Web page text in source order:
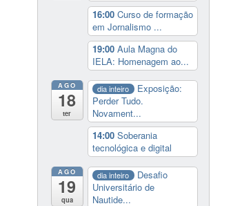
16:00 Curso de formação
em Jornalismo ...
19:00 Aula Magna do
IELA: Homenagem ao...
AGO
18
ter
dia inteiro
Exposição:
Perder Tudo.
Novament...
14:00 Soberania
tecnológica e digital
AGO
19
qua
dia inteiro
Desafio
Universitário de
Nautide...